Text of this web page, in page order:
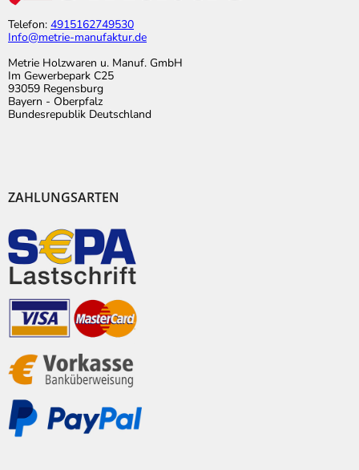
Telefon: 4915162749530
Info@metrie-manufaktur.de
Metrie Holzwaren u. Manuf. GmbH
Im Gewerbepark C25
93059 Regensburg
Bayern - Oberpfalz
Bundesrepublik Deutschland
ZAHLUNGSARTEN